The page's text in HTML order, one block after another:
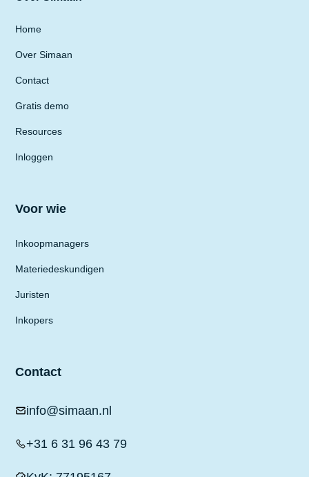
Home
Over Simaan
Contact
Gratis demo
Resources
Inloggen
Voor wie
Inkoopmanagers
Materiedeskundigen
Juristen
Inkopers
Contact
info@simaan.nl
+31 6 31 96 43 79